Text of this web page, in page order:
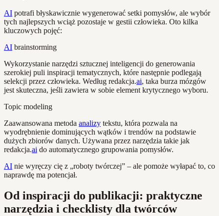
AI potrafi błyskawicznie wygenerować setki pomysłów, ale wybór
tych najlepszych wciąż pozostaje w gestii człowieka. Oto kilka
kluczowych pojęć:
AI brainstorming
Wykorzystanie narzędzi sztucznej inteligencji do generowania
szerokiej puli inspiracji tematycznych, które następnie podlegają
selekcji przez człowieka. Według redakcja.ai, taka burza mózgów
jest skuteczna, jeśli zawiera w sobie element krytycznego wyboru.
Topic modeling
Zaawansowana metoda analizy tekstu, która pozwala na
wyodrębnienie dominujących wątków i trendów na podstawie
dużych zbiorów danych. Używana przez narzędzia takie jak
redakcja.ai do automatycznego grupowania pomysłów.
AI nie wyręczy cię z „roboty twórczej” – ale pomoże wyłapać to, co
naprawdę ma potencjał.
Od inspiracji do publikacji: praktyczne
narzędzia i checklisty dla twórców